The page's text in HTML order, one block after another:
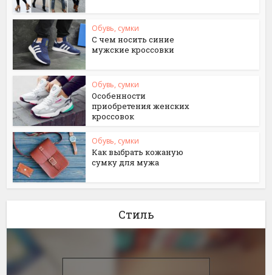
Обувь, сумки
С чем носить синие
мужские кроссовки
Обувь, сумки
Особенности
приобретения женских
кроссовок
Обувь, сумки
Как выбрать кожаную
сумку для мужа
Стиль